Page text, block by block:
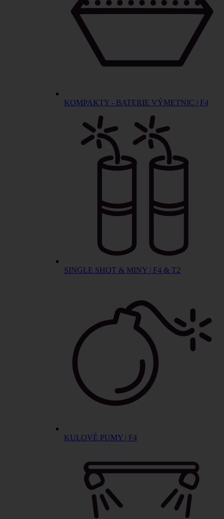
KOMPAKTY - BATERIE VÝMETNIC | F4
SINGLE SHOT & MINY | F4 & T2
KULOVÉ PUMY | F4